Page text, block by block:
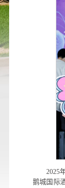
2025
鹅城国际